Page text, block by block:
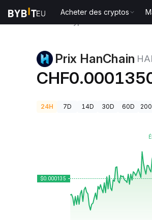
Acheter des cryptos
Prix HanChain
24H 7D 14D 30D 60D